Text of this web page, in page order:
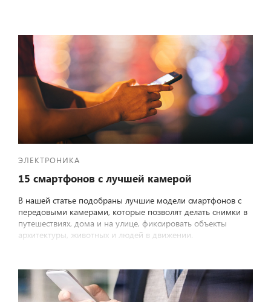
ЭЛЕКТРОНИКА
15 смартфонов с лучшей камерой
В нашей статье подобраны лучшие модели смартфонов с
передовыми камерами, которые позволят делать снимки в
путешествиях, дома и на улице, фиксировать объекты
архитектуры, животных и людей в движении.